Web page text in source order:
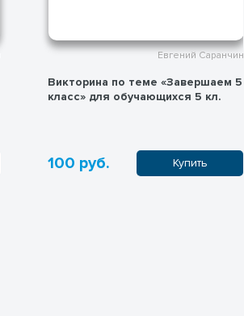
Евгений Саранчин
Вопросы по теме викторины
«Завершаем 5 класс»
50 руб. Купить